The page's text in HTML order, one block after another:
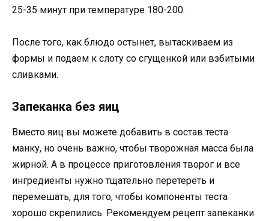
25-35 минут при температуре 180-200.
После того, как блюдо остынет, вытаскиваем из
формы и подаем к слоту со сгущенкой или взбитыми
сливками.
Запеканка без яиц
Вместо яиц вы можете добавить в состав теста
манку, но очень важно, чтобы творожная масса была
жирной. А в процессе приготовления творог и все
ингредиенты нужно тщательно перетереть и
перемешать, для того, чтобы компоненты теста
хорошо скрепились. Рекомендуем рецепт запеканки